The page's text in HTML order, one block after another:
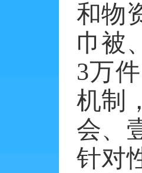
和物
巾被
3万
机制
会、
针对